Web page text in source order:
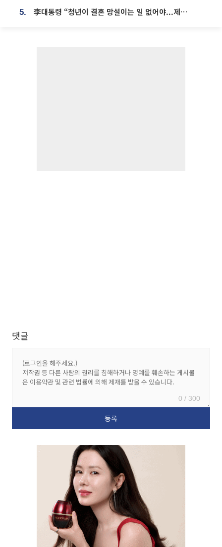
5. 李대통령 “청년이 결혼 망설이는 일 없어야...제도상 불이익 조사”
댓글
0 / 300